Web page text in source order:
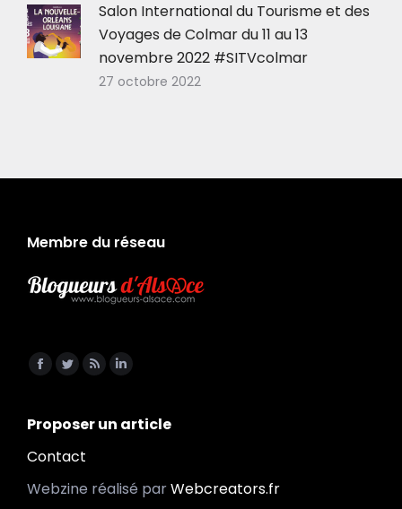
Salon International du Tourisme et des
Voyages de Colmar du 11 au 13
novembre 2022 #SITVcolmar
27 octobre 2022
Membre du réseau
Trouvez nous sur :
Facebook
opens
new
window
Twitter
opens
new
window
RSS
opens
window
LinkedIn
opens
window
Proposer un article
Contact
Webzine réalisé parWebcreators.fr